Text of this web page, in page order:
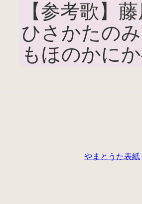
【参考歌】
ひさかたの
もほのかに
やまとうた表紙